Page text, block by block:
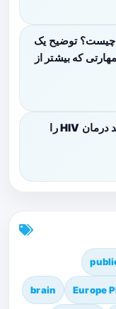
چیست؟ توضیح یک
که بیشتر از
قرص آزمایشی که می‌تواند درمان HIV را
Europe
brain